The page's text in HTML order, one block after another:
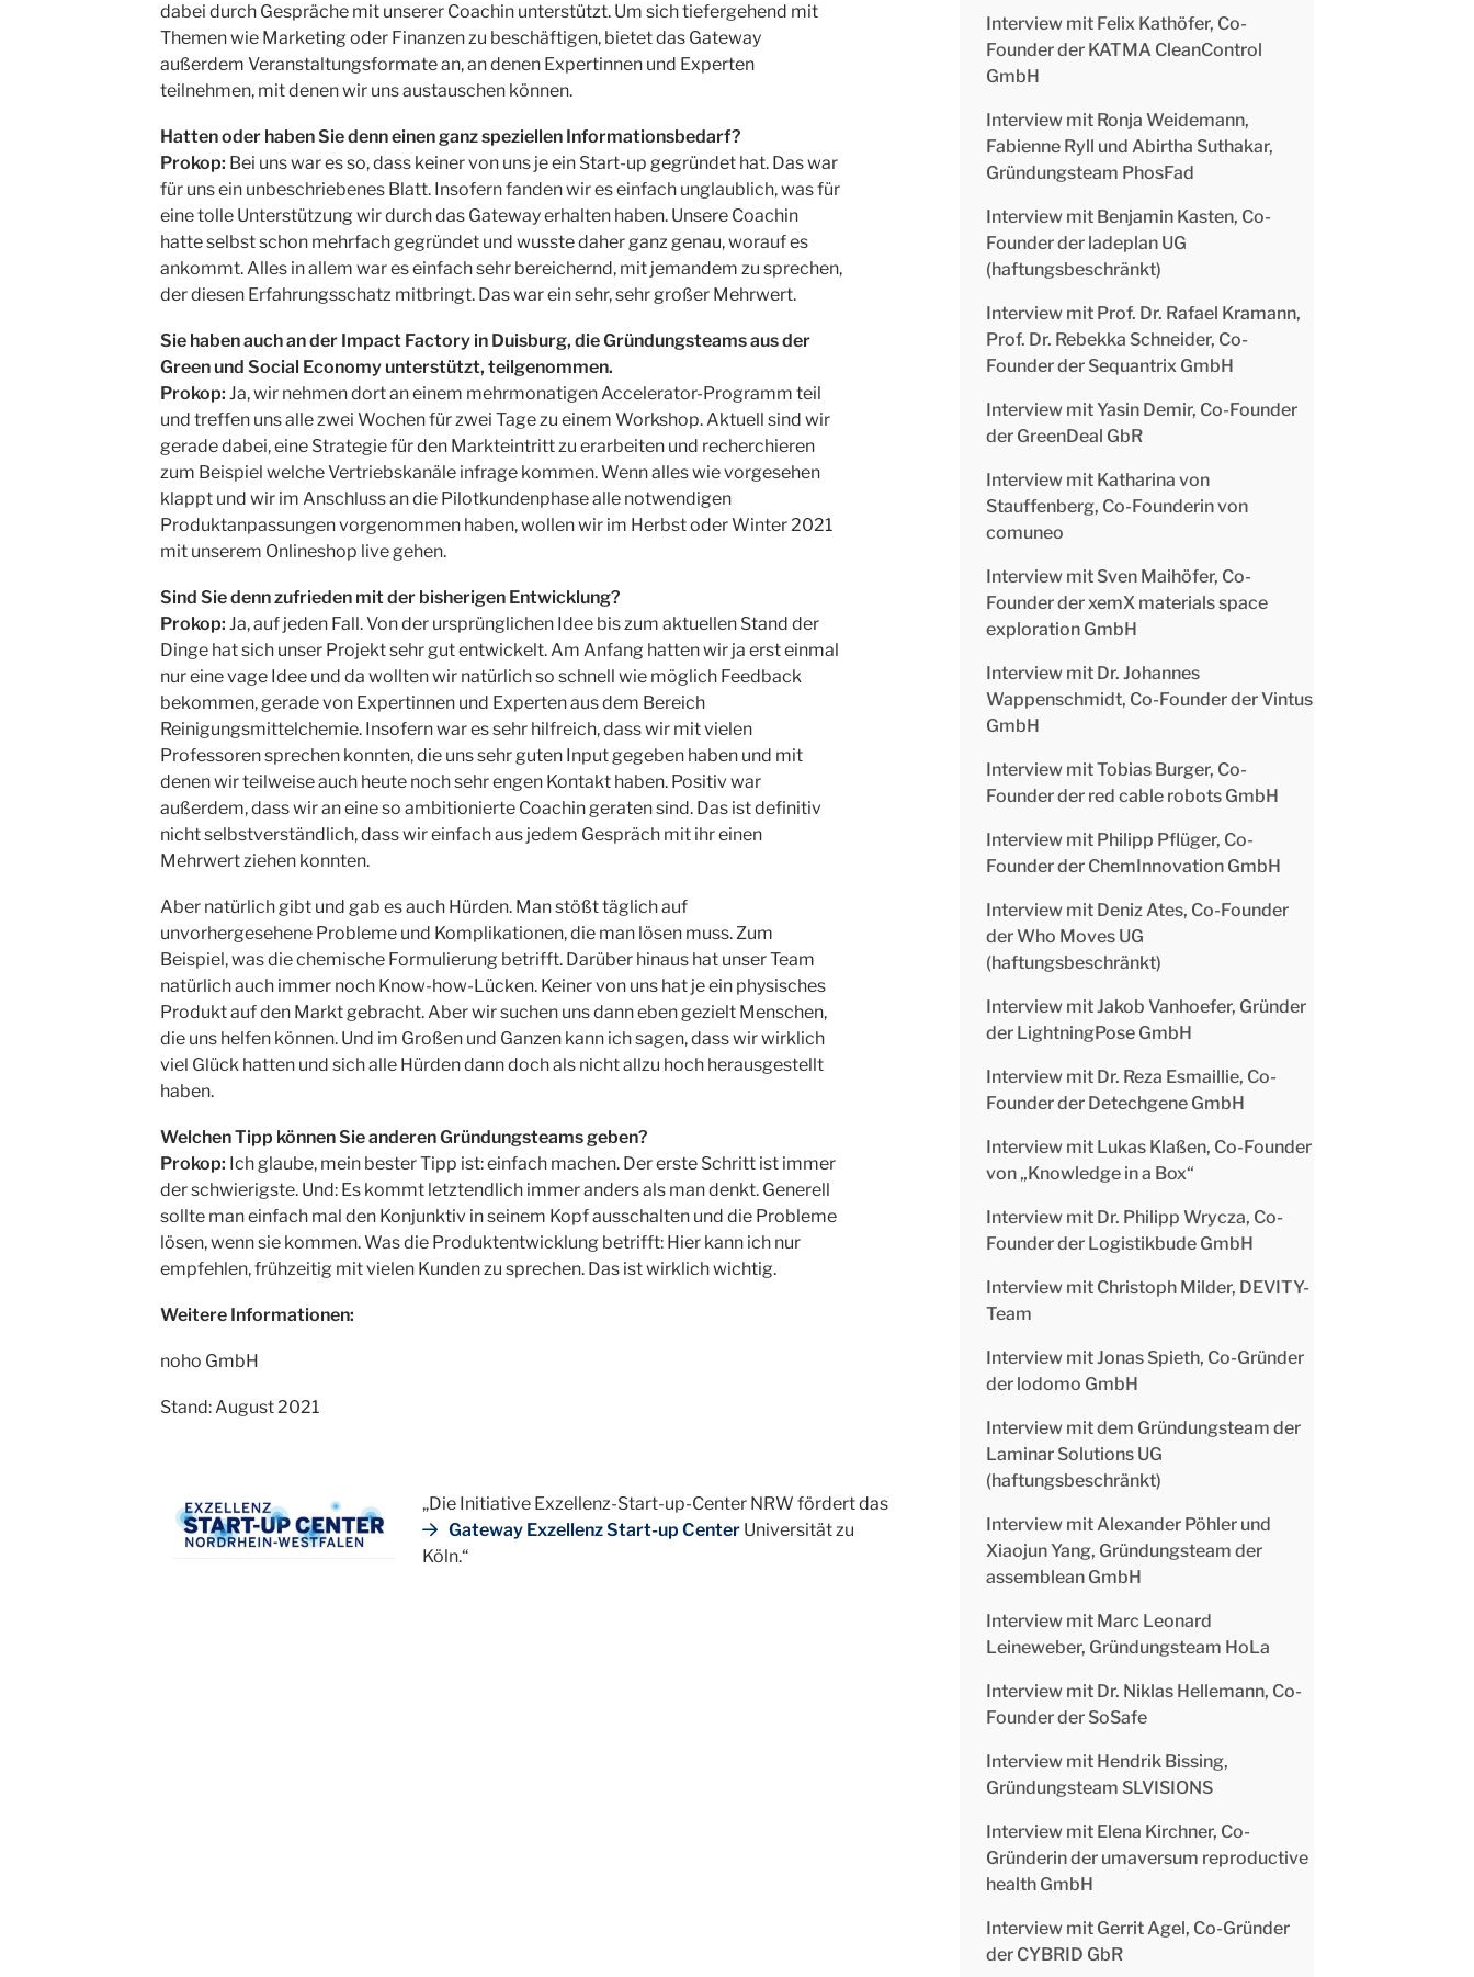
dabei durch Gespräche mit unserer Coachin unterstützt. Um sich tiefergehend mit
Themen wie Marketing oder Finanzen zu beschäftigen, bietet das Gateway
außerdem Veranstaltungsformate an, an denen Expertinnen und Experten
teilnehmen, mit denen wir uns austauschen können.
Hatten oder haben Sie denn einen ganz speziellen Informationsbedarf?
Prokop: Bei uns war es so, dass keiner von uns je ein Start-up gegründet hat. Das war
für uns ein unbeschriebenes Blatt. Insofern fanden wir es einfach unglaublich, was für
eine tolle Unterstützung wir durch das Gateway erhalten haben. Unsere Coachin
hatte selbst schon mehrfach gegründet und wusste daher ganz genau, worauf es
ankommt. Alles in allem war es einfach sehr bereichernd, mit jemandem zu sprechen,
der diesen Erfahrungsschatz mitbringt. Das war ein sehr, sehr großer Mehrwert.
Sie haben auch an der Impact Factory in Duisburg, die Gründungsteams aus der
Green und Social Economy unterstützt, teilgenommen.
Prokop: Ja, wir nehmen dort an einem mehrmonatigen Accelerator-Programm teil
und treffen uns alle zwei Wochen für zwei Tage zu einem Workshop. Aktuell sind wir
gerade dabei, eine Strategie für den Markteintritt zu erarbeiten und recherchieren
zum Beispiel welche Vertriebskanäle infrage kommen. Wenn alles wie vorgesehen
klappt und wir im Anschluss an die Pilotkundenphase alle notwendigen
Produktanpassungen vorgenommen haben, wollen wir im Herbst oder Winter 2021
mit unserem Onlineshop live gehen.
Sind Sie denn zufrieden mit der bisherigen Entwicklung?
Prokop: Ja, auf jeden Fall. Von der ursprünglichen Idee bis zum aktuellen Stand der
Dinge hat sich unser Projekt sehr gut entwickelt. Am Anfang hatten wir ja erst einmal
nur eine vage Idee und da wollten wir natürlich so schnell wie möglich Feedback
bekommen, gerade von Expertinnen und Experten aus dem Bereich
Reinigungsmittelchemie. Insofern war es sehr hilfreich, dass wir mit vielen
Professoren sprechen konnten, die uns sehr guten Input gegeben haben und mit
denen wir teilweise auch heute noch sehr engen Kontakt haben. Positiv war
außerdem, dass wir an eine so ambitionierte Coachin geraten sind. Das ist definitiv
nicht selbstverständlich, dass wir einfach aus jedem Gespräch mit ihr einen
Mehrwert ziehen konnten.
Aber natürlich gibt und gab es auch Hürden. Man stößt täglich auf
unvorhergesehene Probleme und Komplikationen, die man lösen muss. Zum
Beispiel, was die chemische Formulierung betrifft. Darüber hinaus hat unser Team
natürlich auch immer noch Know-how-Lücken. Keiner von uns hat je ein physisches
Produkt auf den Markt gebracht. Aber wir suchen uns dann eben gezielt Menschen,
die uns helfen können. Und im Großen und Ganzen kann ich sagen, dass wir wirklich
viel Glück hatten und sich alle Hürden dann doch als nicht allzu hoch herausgestellt
haben.
Welchen Tipp können Sie anderen Gründungsteams geben?
Prokop: Ich glaube, mein bester Tipp ist: einfach machen. Der erste Schritt ist immer
der schwierigste. Und: Es kommt letztendlich immer anders als man denkt. Generell
sollte man einfach mal den Konjunktiv in seinem Kopf ausschalten und die Probleme
lösen, wenn sie kommen. Was die Produktentwicklung betrifft: Hier kann ich nur
empfehlen, frühzeitig mit vielen Kunden zu sprechen. Das ist wirklich wichtig.
Weitere Informationen:
noho GmbH
Stand: August 2021
„Die Initiative Exzellenz-Start-up-Center NRW fördert das
Gateway Exzellenz Start-up Center Universität zu
Köln.“
Interview mit Felix Kathöfer, Co-
Founder der KATMA CleanControl
GmbH
Interview mit Ronja Weidemann,
Fabienne Ryll und Abirtha Suthakar,
Gründungsteam PhosFad
Interview mit Benjamin Kasten, Co-
Founder der ladeplan UG
(haftungsbeschränkt)
Interview mit Prof. Dr. Rafael Kramann,
Prof. Dr. Rebekka Schneider, Co-
Founder der Sequantrix GmbH
Interview mit Yasin Demir, Co-Founder
der GreenDeal GbR
Interview mit Katharina von
Stauffenberg, Co-Founderin von
comuneo
Interview mit Sven Maihöfer, Co-
Founder der xemX materials space
exploration GmbH
Interview mit Dr. Johannes
Wappenschmidt, Co-Founder der Vintus
GmbH
Interview mit Tobias Burger, Co-
Founder der red cable robots GmbH
Interview mit Philipp Pflüger, Co-
Founder der ChemInnovation GmbH
Interview mit Deniz Ates, Co-Founder
der Who Moves UG
(haftungsbeschränkt)
Interview mit Jakob Vanhoefer, Gründer
der LightningPose GmbH
Interview mit Dr. Reza Esmaillie, Co-
Founder der Detechgene GmbH
Interview mit Lukas Klaßen, Co-Founder
von „Knowledge in a Box“
Interview mit Dr. Philipp Wrycza, Co-
Founder der Logistikbude GmbH
Interview mit Christoph Milder, DEVITY-
Team
Interview mit Jonas Spieth, Co-Gründer
der lodomo GmbH
Interview mit dem Gründungsteam der
Laminar Solutions UG
(haftungsbeschränkt)
Interview mit Alexander Pöhler und
Xiaojun Yang, Gründungsteam der
assemblean GmbH
Interview mit Marc Leonard
Leineweber, Gründungsteam HoLa
Interview mit Dr. Niklas Hellemann, Co-
Founder der SoSafe
Interview mit Hendrik Bissing,
Gründungsteam SLVISIONS
Interview mit Elena Kirchner, Co-
Gründerin der umaversum reproductive
health GmbH
Interview mit Gerrit Agel, Co-Gründer
der CYBRID GbR